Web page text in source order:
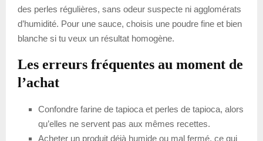
des perles régulières, sans odeur suspecte ni agglomérats
d’humidité. Pour une sauce, choisis une poudre fine et bien
blanche si tu veux un résultat homogène.
Les erreurs fréquentes au moment de
l’achat
Confondre farine de tapioca et perles de tapioca, alors
qu’elles ne servent pas aux mêmes recettes.
Acheter un produit déjà humide ou mal fermé, ce qui